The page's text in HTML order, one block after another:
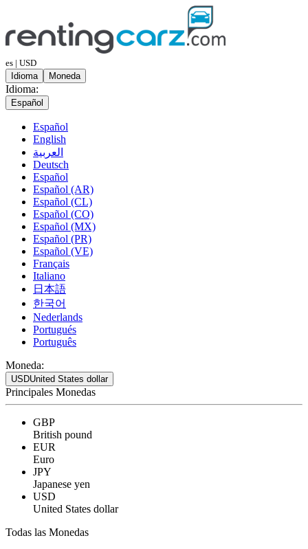
es | USD
Idioma
Moneda
Idioma:
Español
Español
English
العربية
Deutsch
Español
Español (AR)
Español (CL)
Español (CO)
Español (MX)
Español (PR)
Español (VE)
Français
Italiano
日本語
한국어
Nederlands
Portugués
Português
Moneda:
USDUnited States dollar
Principales Monedas
GBP
British pound
EUR
Euro
JPY
Japanese yen
USD
United States dollar
Todas las Monedas